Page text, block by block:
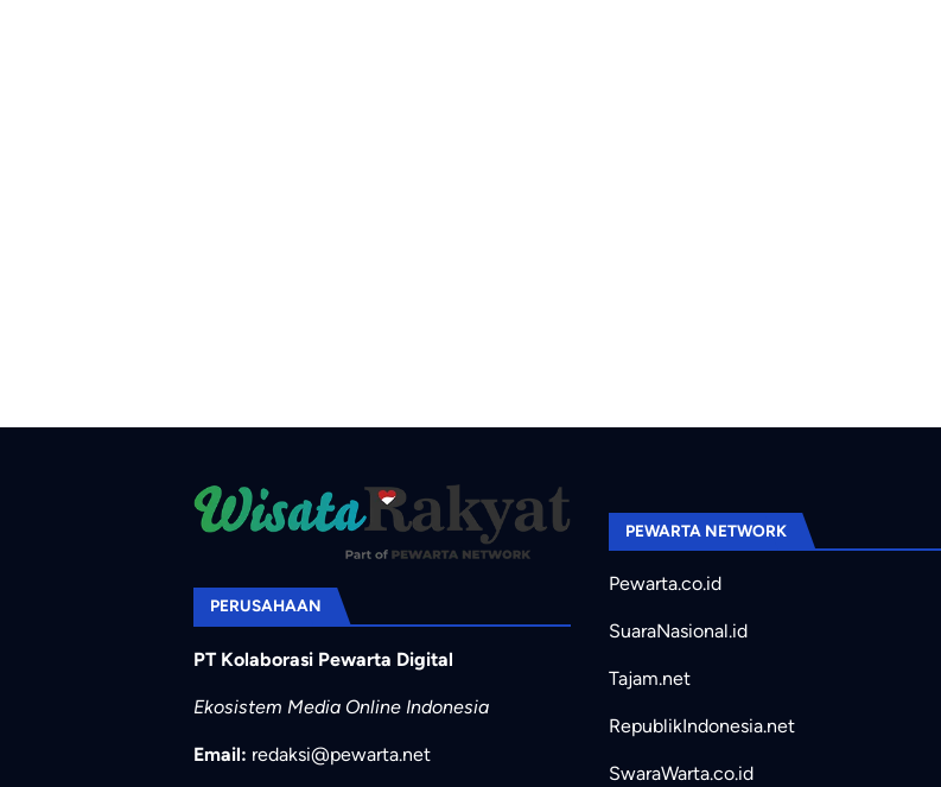
PERUSAHAAN
PT Kolaborasi Pewarta Digital
Ekosistem Media Online Indonesia
Email: redaksi@pewarta.net
PEWARTA NETWORK
Pewarta.co.id
SuaraNasional.id
Tajam.net
RepublikIndonesia.net
SwaraWarta.co.id